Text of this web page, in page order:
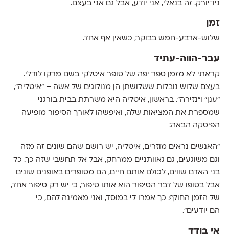
ניו־יורק. זה בנאלי, אני יודע, אבל גם אני בעצם.
זמן
שלוש-ארבע-חמש בבוקר, כשאין אף אחד.
עבר-הווה-עתיד
קראתי לא מזמן ספר יפה של סופר איטלקי בשם מרקו לודלי.
בעצם שלוש נובלות ששלושתן הן מנולוגים של אשה – ״איטליה״,
״ענן״ ו״נזירה״. בראשון, איטליה היא משרתת בבית בורגני
שמספרת את המציאות שלה, ואיפשהו לאורך הסיפור מופיעה
הפיסקה הבאה:
״האנשים נראים מוזרים, איטליה, יש רושם שהם שונים זה מזה
וגם משוגעים, גם גאוותניים ממרחק, אבל אל תחשבי שזה כך. כל
בני האדם שווים, לכולם אותם חיים, הם מסופרים באופנים שונים
אבל בסופו של דבר הסיפור הוא אותו סיפור, כי יש רק סיפור אחד,
של הזמן החולף. כך אמרו לי במוסד, ואני מאמינה להם, כי
הם יודעים״.
אי בודד